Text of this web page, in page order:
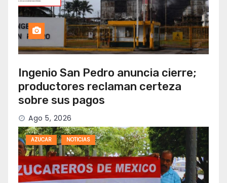
Ingenio San Pedro anuncia cierre;
productores reclaman certeza
sobre sus pagos
Ago 5, 2026
AZUCAR NOTICIAS